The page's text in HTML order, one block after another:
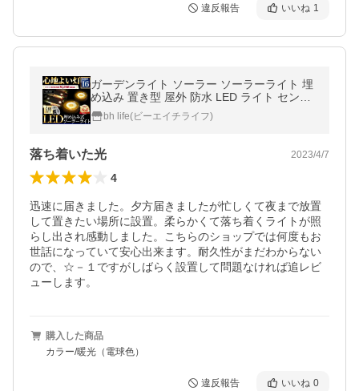
違反報告 いいね 1
ガーデンライト ソーラー ソーラーライト 埋
め込み 置き型 屋外 防水 LED ライト センサ
ー おしゃれ 明るい
bh life(ビーエイチライフ)
落ち着いた光 2023/4/7
4
迅速に届きました。夕方届きましたが忙しくて夜まで放置
して置きたい場所に設置。柔らかくて落ち着くライトが照
らし出され感動しました。こちらのショップでは何度もお
世話になっていて安心出来ます。耐久性がまだわからない
ので、☆－１ですがしばらく設置して問題なければ追レビ
ューします。
購入した商品
カラー/暖光（電球色）
違反報告 いいね 0